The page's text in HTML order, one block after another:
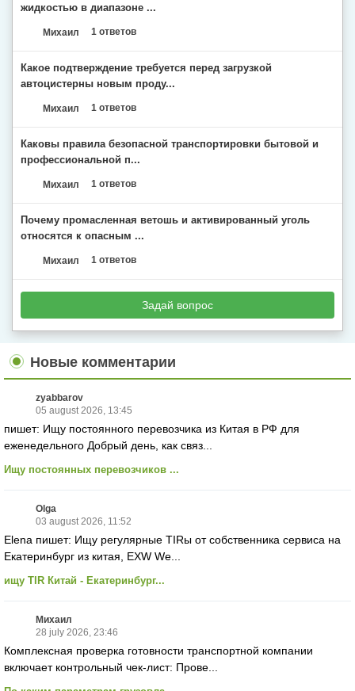
жидкостью в диапазоне ...
Михаил 1 ответов
Какое подтверждение требуется перед загрузкой
автоцистерны новым проду...
Михаил 1 ответов
Каковы правила безопасной транспортировки бытовой и
профессиональной п...
Михаил 1 ответов
Почему промасленная ветошь и активированный уголь
относятся к опасным ...
Михаил 1 ответов
Задай вопрос
Новые комментарии
zyabbarov
05 august 2026, 13:45
пишет: Ищу постоянного перевозчика из Китая в РФ для
еженедельного Добрый день, как связ...
Ищу постоянных перевозчиков ...
Olga
03 august 2026, 11:52
Elena пишет: Ищу регулярные TIRы от собственника сервиса на
Екатеринбург из китая, EXW We...
ищу TIR Китай - Екатеринбург...
Михаил
28 july 2026, 23:46
Комплексная проверка готовности транспортной компании
включает контрольный чек-лист: Прове...